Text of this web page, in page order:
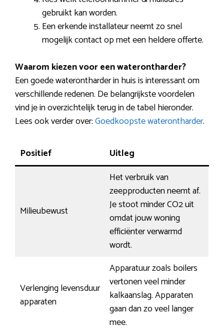
gebruikt kan worden.
Een erkende installateur neemt zo snel
mogelijk contact op met een heldere offerte.
Waarom kiezen voor een waterontharder?
Een goede waterontharder in huis is interessant om
verschillende redenen. De belangrijkste voordelen
vind je in overzichtelijk terug in de tabel hieronder.
Lees ook verder over:Goedkoopste waterontharder.
Positief Uitleg
Milieubewust
Het verbruik van
zeepproducten neemt af.
Je stoot minder CO2 uit
omdat jouw woning
efficiënter verwarmd
wordt.
Verlenging levensduur
apparaten
Apparatuur zoals boilers
vertonen veel minder
kalkaanslag. Apparaten
gaan dan zo veel langer
mee.